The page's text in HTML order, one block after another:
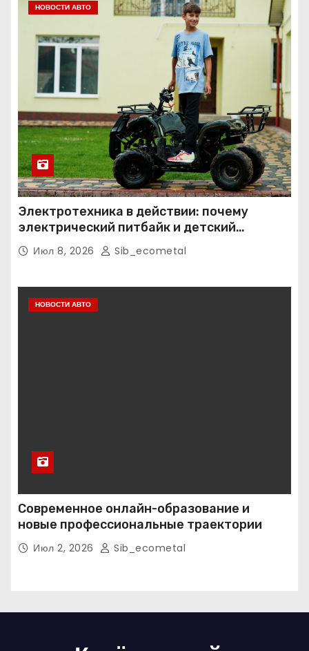
НОВОСТИ АВТО
Электротехника в действии: почему
электрический питбайк и детский
квадроцикл — это больше, чем игрушки
Июл 8, 2026 Sib_ecometal
НОВОСТИ АВТО
Современное онлайн-образование и
новые профессиональные траектории
Июл 2, 2026 Sib_ecometal